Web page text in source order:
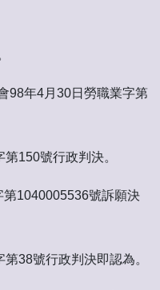
98年4月30日勞職業字第
150號行政判決。
1040005536號訴願決
38號行政判決即認為。